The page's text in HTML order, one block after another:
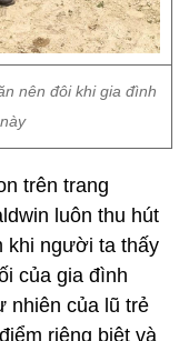
nên đôi khi gia đình
trên trang
luôn thu hút
khi người ta thấy
của gia đình
nhiên của lũ trẻ
riêng biệt và